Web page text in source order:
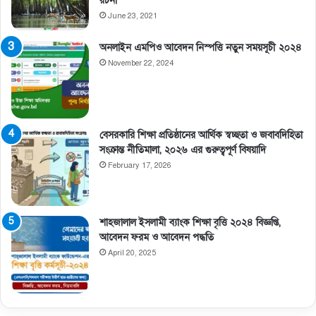
June 23, 2021
অনলাইন এমপিও আবেদন নিস্পত্তি নতুন সময়সূচী ২০২৪
November 22, 2024
বেসরকারি শিক্ষা প্রতিষ্ঠানের আর্থিক স্বচ্ছতা ও জবাবদিহিতা
সংক্রান্ত নীতিমালা, ২০২৬ এর গুরুত্বপূর্ণ বিষয়াদি
February 17, 2026
শাহজালাল ইসলামী ব্যাংক শিক্ষা বৃত্তি ২০২৪ বিজ্ঞপ্তি,
আবেদন ফরম ও আবেদন পদ্ধতি
April 20, 2025